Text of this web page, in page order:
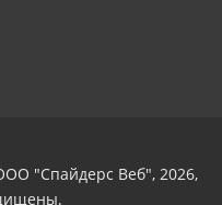
"Спайдерс Веб", 2026,